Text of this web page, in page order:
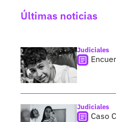
Últimas noticias
Judiciales
Judiciales
Caso